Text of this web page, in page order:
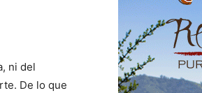
ni del
De lo que